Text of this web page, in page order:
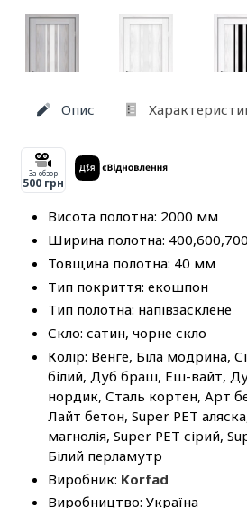
Опис
За обзор
500 грн
Висота полотна: 2000 мм
Ширина полотна:
Товщина полотна: 40 мм
Тип покриття: екошпон
Тип полотна: напівзасклене
Скло: сатин, чорне скло
Колір: Венге, Біла модрина,
білий, Дуб браш, Еш-вайт,
нордик, Сталь кортен, Арт
Лайт бетон, Super PET
магнолія, Super PET сірий,
Білий перламутр
Виробник: Korfad
Виробництво: Україна